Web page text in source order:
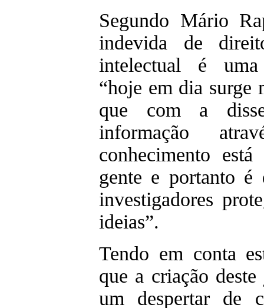
Segundo Mário
indevida de
intelectual é
“hoje em dia surge
que com a
informação
conhecimento
gente e portanto
investigadores
ideias”.
Tendo em conta
que a criação
um despertar de